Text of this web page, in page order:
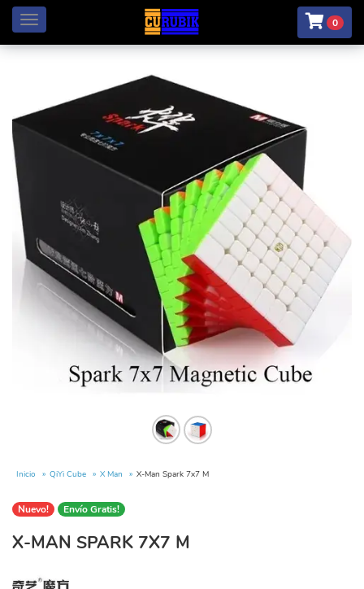
Menú 0
Inicio QiYi Cube X Man X-Man Spark 7x7 M
Nuevo! Envío Gratis!
X-MAN SPARK 7X7 M